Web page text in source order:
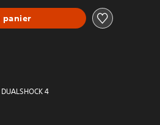
panier
4